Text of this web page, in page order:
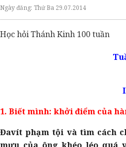
Ngày đăng: Thứ Ba 29.07.2014
Học hỏi Thánh Kinh 100 tuần
1. Biết mình: khởi điểm của
Đavít phạm tội và tìm cách